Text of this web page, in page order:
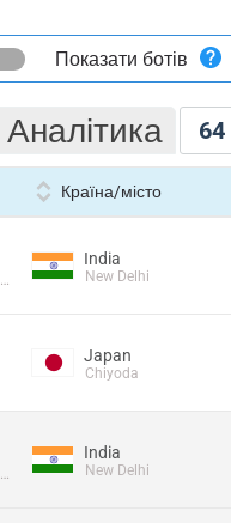
64
Показати ботів
Аналітика
Країна/місто
Capitalonline Data Service (HK) Co
India
New Delhi
Japan
Chiyoda
Capitalonline Data Service (HK) Co
India
New Delhi